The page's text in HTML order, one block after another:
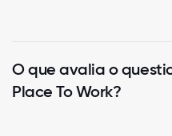
O que avalia o
Place To Work?